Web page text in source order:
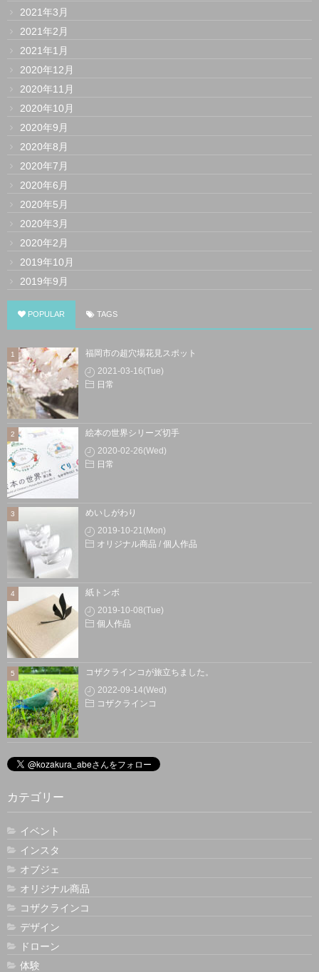
2021年3月
2021年2月
2021年1月
2020年12月
2020年11月
2020年10月
2020年9月
2020年8月
2020年7月
2020年6月
2020年5月
2020年3月
2020年2月
2019年10月
2019年9月
POPULAR TAGS
福岡市の超穴場花見スポット
2021-03-16(Tue)
日常
絵本の世界シリーズ切手
2020-02-26(Wed)
日常
めいしがわり
2019-10-21(Mon)
オリジナル商品 / 個人作品
紙トンボ
2019-10-08(Tue)
個人作品
コザクラインコが旅立ちました。
2022-09-14(Wed)
コザクラインコ
カテゴリー
イベント
インスタ
オブジェ
オリジナル商品
コザクラインコ
デザイン
ドローン
体験